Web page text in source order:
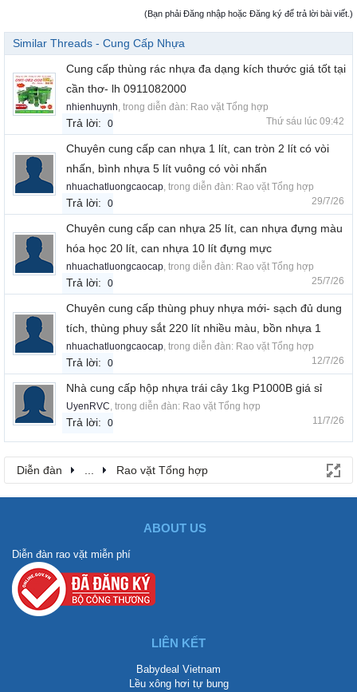
(Bạn phải Đăng nhập hoặc Đăng ký để trả lời bài viết.)
Similar Threads - Cung Cấp Nhựa
Cung cấp thùng rác nhựa đa dạng kích thước giá tốt tại
cần thơ- lh 0911082000
nhienhuynh , trong diễn đàn: Rao vặt Tổng hợp
Trả lời: 0 Thứ sáu lúc 09:42
Chuyên cung cấp can nhựa 1 lít, can tròn 2 lít có vòi
nhấn, bình nhựa 5 lít vuông có vòi nhấn
nhuachatluongcaocap , trong diễn đàn: Rao vặt Tổng hợp
Trả lời: 0 29/7/26
Chuyên cung cấp can nhựa 25 lít, can nhựa đựng màu
hóa học 20 lít, can nhựa 10 lít đựng mực
nhuachatluongcaocap , trong diễn đàn: Rao vặt Tổng hợp
Trả lời: 0 25/7/26
Chuyên cung cấp thùng phuy nhựa mới- sạch đủ dung
tích, thùng phuy sắt 220 lít nhiều màu, bồn nhựa 1
nhuachatluongcaocap , trong diễn đàn: Rao vặt Tổng hợp
Trả lời: 0 12/7/26
Nhà cung cấp hộp nhựa trái cây 1kg P1000B giá sỉ
UyenRVC , trong diễn đàn: Rao vặt Tổng hợp
Trả lời: 0 11/7/26
Diễn đàn Rao vặt Tổng hợp
ABOUT US
Diễn đàn rao vặt miễn phí
LIÊN KẾT
Babydeal Vietnam
Lều xông hơi tự bung